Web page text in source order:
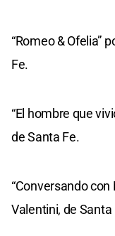
“Romeo & Ofelia”
Fe.
“El hombre que
de Santa Fe.
“Conversando
Valentini, de Santa